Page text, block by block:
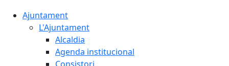
Ajuntament
L'Ajuntament
Alcaldia
Agenda institucional